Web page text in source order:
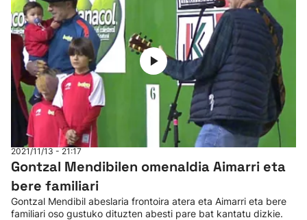
2021/11/13 - 21:17
Gontzal Mendibilen omenaldia Aimarri eta
bere familiari
Gontzal Mendibil abeslaria frontoira atera eta Aimarri eta bere
familiari oso gustuko dituzten abesti pare bat kantatu dizkie.